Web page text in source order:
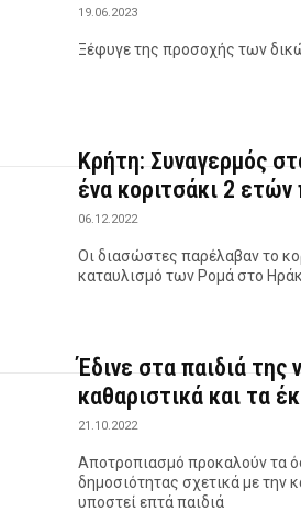
19.06.2023
Ξέφυγε της προσοχής των
Κρήτη: Συναγερμός
ένα κοριτσάκι 2
06.12.2022
Οι διασώστες παρέλαβαν το
καταυλισμό των Ρομά στο
Έδινε στα παιδιά της
καθαριστικά και τα
21.10.2022
Αποτροπιασμό προκαλούν τα
δημοσιότητας σχετικά με την
υποστεί επτά παιδιά